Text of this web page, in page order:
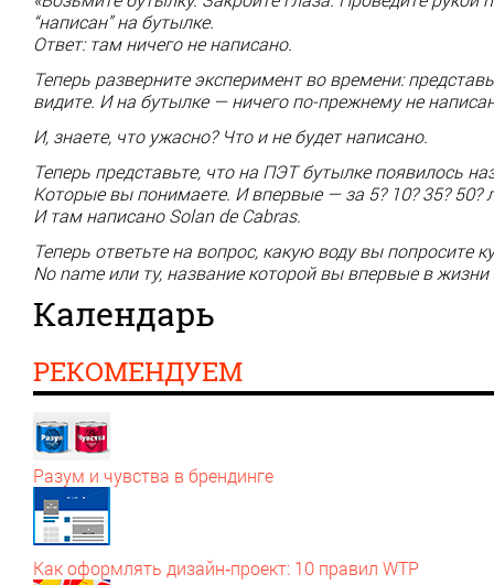
“написан” на бутылке.
Ответ: там ничего не написано.
Теперь разверните эксперимент во времени:
видите. И на бутылке — ничего по-прежнему не
И, знаете, что ужасно? Что и не будет написано.
Теперь представьте, что на ПЭТ бутылке появилось
Которые вы понимаете. И впервые — за 5? 10? 35?
И там написано Solan de Cabras.
Теперь ответьте на вопрос, какую воду вы попросите
No name или ту, название которой вы впервые в
Календарь
РЕКОМЕНДУЕМ
Разум и чувства в брендинге
Как оформлять дизайн‑проект: 10 правил WTP